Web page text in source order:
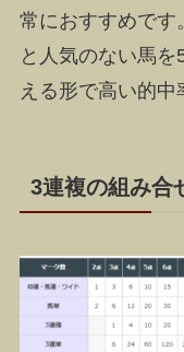
常におすすめです
と人気のない馬
える形で高い的中
3連複の組み合